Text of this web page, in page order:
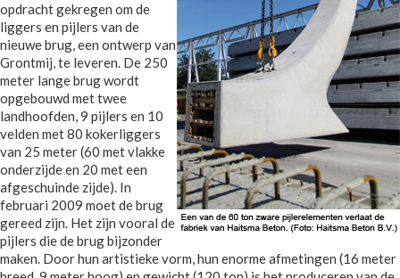
opdracht gekregen om de
liggers en pijlers van de
nieuwe brug, een ontwerp van
Grontmij, te leveren. De 250
meter lange brug wordt
opgebouwd met twee
landhoofden, 9 pijlers en 10
velden met 80 kokerliggers
van 25 meter (60 met vlakke
onderzijde en 20 met een
afgeschuinde zijde). In
februari 2009 moet de brug
gereed zijn. Het zijn vooral de
pijlers die de brug bijzonder
maken. Door hun artistieke vorm, hun enorme afmetingen (16 meter